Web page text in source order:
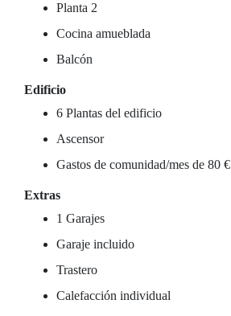
Planta 2
Cocina amueblada
Balcón
Edificio
6 Plantas del edificio
Ascensor
Gastos de comunidad/mes de 80 €
Extras
1 Garajes
Garaje incluido
Trastero
Calefacción individual